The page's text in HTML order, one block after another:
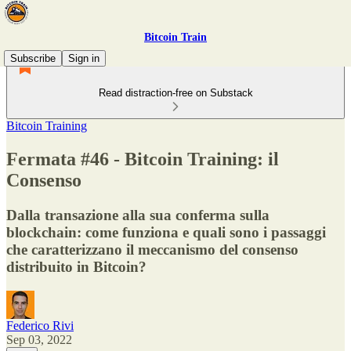
Bitcoin Train
Subscribe
Sign in
Read distraction-free on Substack
Bitcoin Training
Fermata #46 - Bitcoin Training: il
Consenso
Dalla transazione alla sua conferma sulla
blockchain: come funziona e quali sono i passaggi
che caratterizzano il meccanismo del consenso
distribuito in Bitcoin?
Federico Rivi
Sep 03, 2022